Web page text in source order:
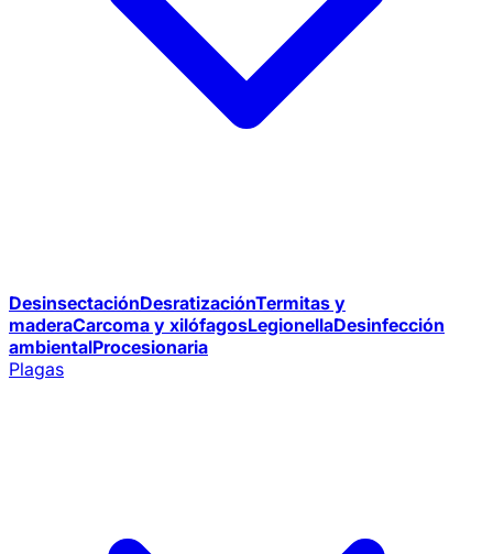
DesinsectaciónDesratizaciónTermitas y
maderaCarcoma y xilófagosLegionellaDesinfección
ambientalProcesionaria
Plagas